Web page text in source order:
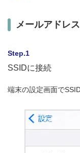
メールアドレ
Step.1
SSIDに接続
端末の設定画面で